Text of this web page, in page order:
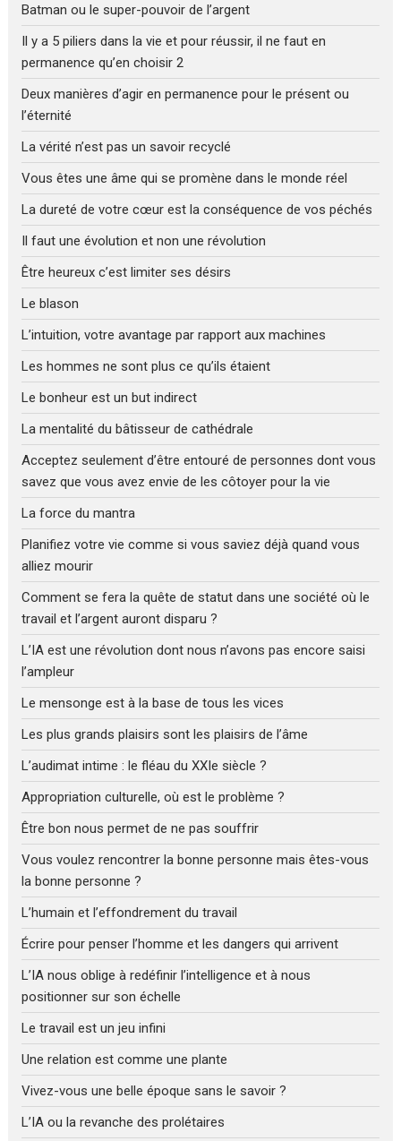
Batman ou le super-pouvoir de l’argent
Il y a 5 piliers dans la vie et pour réussir, il ne faut en
permanence qu’en choisir 2
Deux manières d’agir en permanence pour le présent ou
l’éternité
La vérité n’est pas un savoir recyclé
Vous êtes une âme qui se promène dans le monde réel
La dureté de votre cœur est la conséquence de vos péchés
Il faut une évolution et non une révolution
Être heureux c’est limiter ses désirs
Le blason
L’intuition, votre avantage par rapport aux machines
Les hommes ne sont plus ce qu’ils étaient
Le bonheur est un but indirect
La mentalité du bâtisseur de cathédrale
Acceptez seulement d’être entouré de personnes dont vous
savez que vous avez envie de les côtoyer pour la vie
La force du mantra
Planifiez votre vie comme si vous saviez déjà quand vous
alliez mourir
Comment se fera la quête de statut dans une société où le
travail et l’argent auront disparu ?
L’IA est une révolution dont nous n’avons pas encore saisi
l’ampleur
Le mensonge est à la base de tous les vices
Les plus grands plaisirs sont les plaisirs de l’âme
L’audimat intime : le fléau du XXIe siècle ?
Appropriation culturelle, où est le problème ?
Être bon nous permet de ne pas souffrir
Vous voulez rencontrer la bonne personne mais êtes-vous
la bonne personne ?
L’humain et l’effondrement du travail
Écrire pour penser l’homme et les dangers qui arrivent
L’IA nous oblige à redéfinir l’intelligence et à nous
positionner sur son échelle
Le travail est un jeu infini
Une relation est comme une plante
Vivez-vous une belle époque sans le savoir ?
L’IA ou la revanche des prolétaires